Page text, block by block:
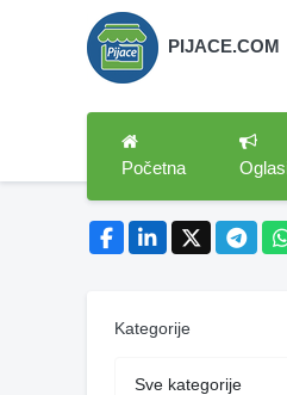
PIJACE.COM
Početna
Kategorije
Sve kategorije